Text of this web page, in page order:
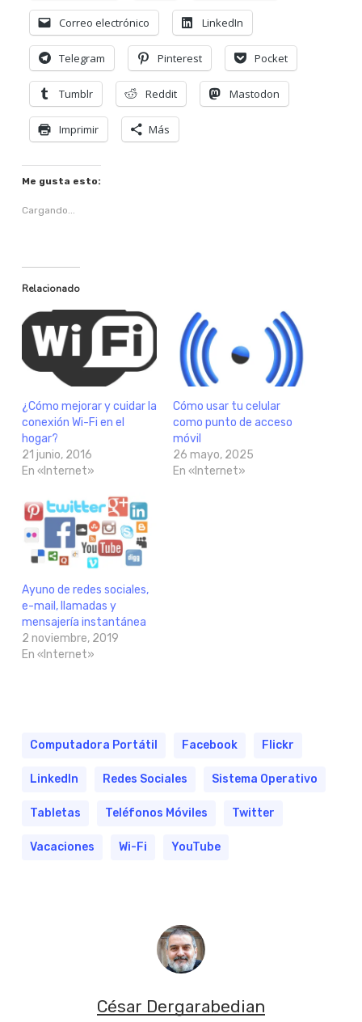
Correo electrónico LinkedIn
Telegram Pinterest Pocket
Tumblr Reddit Mastodon
Imprimir Más
Me gusta esto:
Cargando...
Relacionado
¿Cómo mejorar y cuidar la
conexión Wi-Fi en el
hogar?
21 junio, 2016
En «Internet»
Cómo usar tu celular
como punto de acceso
móvil
26 mayo, 2025
En «Internet»
Ayuno de redes sociales,
e-mail, llamadas y
mensajería instantánea
2 noviembre, 2019
En «Internet»
Computadora Portátil Facebook Flickr
LinkedIn Redes Sociales Sistema Operativo
Tabletas Teléfonos Móviles Twitter
Vacaciones Wi-Fi YouTube
César Dergarabedian